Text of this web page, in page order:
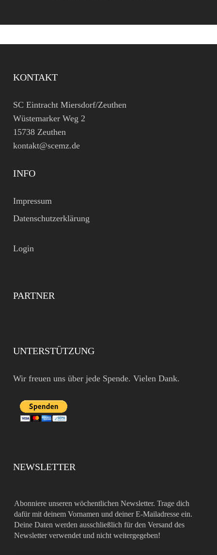
KONTAKT
SC Eintracht Miersdorf/Zeuthen
Wüstemarker Weg 2
15738 Zeuthen
kontakt@scemz.de
INFO
Impressum
Datenschutzerklärung
Login
PARTNER
UNTERSTÜTZUNG
Wir freuen uns über jede Spende. Vielen Dank.
NEWSLETTER
Abonniere unseren wöchentlichen Newsletter. Trage dich
dafür mit deinem Vornamen und deiner E-Mailadresse ein.
Deine Daten werden ausschließlich für den Versand des
Newsletter verwendet und nicht weitergegeben!